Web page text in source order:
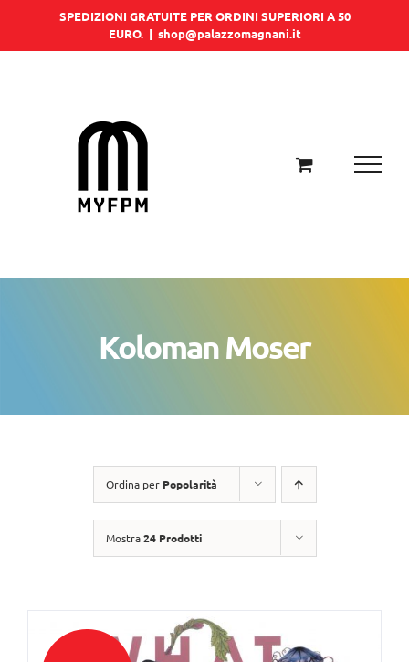
SPEDIZIONI GRATUITE PER ORDINI SUPERIORI A 50
EURO. | shop@palazzomagnani.it
Koloman Moser
Ordina per Popolarità
Mostra24 Prodotti